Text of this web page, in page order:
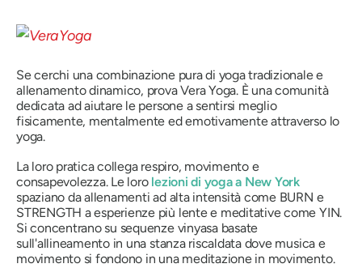
Se cerchi una combinazione pura di yoga tradizionale e
allenamento dinamico, prova Vera Yoga. È una comunità
dedicata ad aiutare le persone a sentirsi meglio
fisicamente, mentalmente ed emotivamente attraverso lo
yoga.
La loro pratica collega respiro, movimento e
consapevolezza. Le loro lezioni di yoga a New York
spaziano da allenamenti ad alta intensità come BURN e
STRENGTH a esperienze più lente e meditative come YIN.
Si concentrano su sequenze vinyasa basate
sull'allineamento in una stanza riscaldata dove musica e
movimento si fondono in una meditazione in movimento.